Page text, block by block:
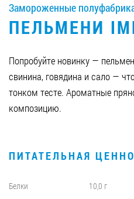
СТАТЬ
0412
Замороженные
ПЕЛЬМЕНИ
Попробуйте новинку —
свинина, говядина и сало —
тонком тесте. Ароматные
композицию.
ПИТАТЕЛЬНАЯ
Белки
10,0 г